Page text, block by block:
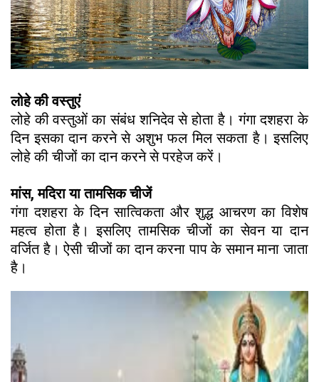
लोहे की वस्तुएं
लोहे की वस्तुओं का संबंध शनिदेव से होता है। गंगा दशहरा के
दिन इसका दान करने से अशुभ फल मिल सकता है। इसलिए
लोहे की चीजों का दान करने से परहेज करें।
मांस, मदिरा या तामसिक चीजें
गंगा दशहरा के दिन सात्विकता और शुद्ध आचरण का विशेष
महत्व होता है। इसलिए तामसिक चीजों का सेवन या दान
वर्जित है। ऐसी चीजों का दान करना पाप के समान माना जाता
है।